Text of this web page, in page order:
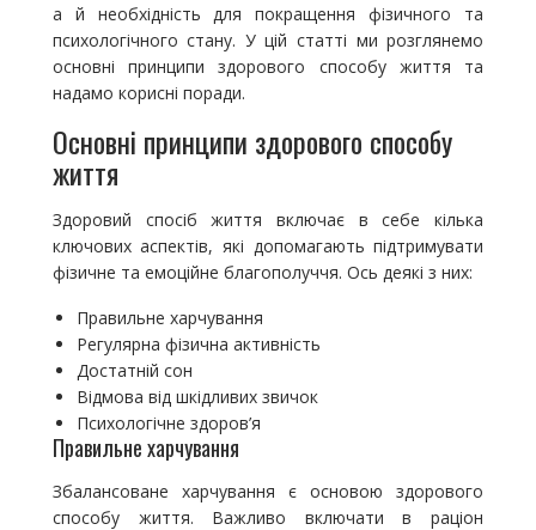
а й необхідність для покращення фізичного та
психологічного стану. У цій статті ми розглянемо
основні принципи здорового способу життя та
надамо корисні поради.
Основні принципи здорового способу
життя
Здоровий спосіб життя включає в себе кілька
ключових аспектів, які допомагають підтримувати
фізичне та емоційне благополуччя. Ось деякі з них:
Правильне харчування
Регулярна фізична активність
Достатній сон
Відмова від шкідливих звичок
Психологічне здоров’я
Правильне харчування
Збалансоване харчування є основою здорового
способу життя. Важливо включати в раціон